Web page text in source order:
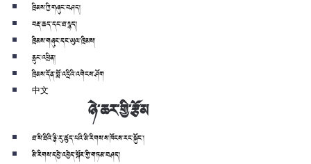
ཁྲིམས་ཀྱི་གཞུང་བཤད།
བརྡ་ཆད་དང་ཐ་སྙད།
ཁྲིམས་གཞུང་དང་ཡུལ་ཁྲིམས།
རླུང་འཕྲིན།
ཁྲིམས་དོན་བློ་འདྲིའི་འགེངས་ཤོག
中文
ཉེ་ཆར་གྱི་རྩོམ
ཐ་སི་ཐིའི་རྙི་རུ་ཚུད་པའི་མི་རིགས་ས་ཁོངས་རང་སྐྱོང་།
མི་རིགས་དབྱེ་འབྱེད་སྐོར་གྱི་གཏམ་བཤད།